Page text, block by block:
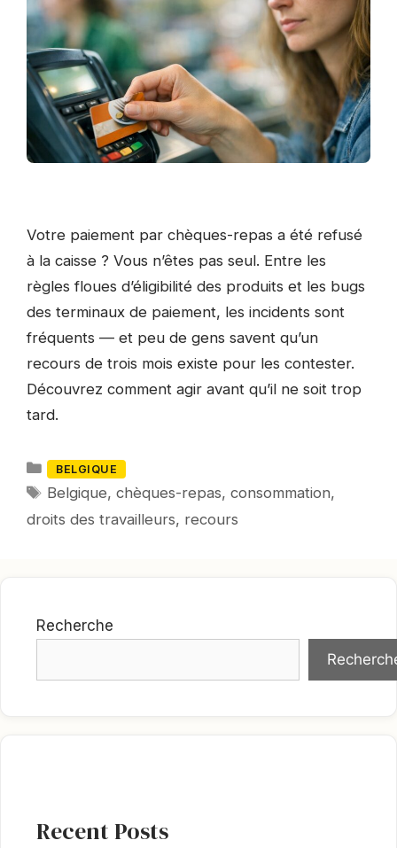
Votre paiement par chèques-repas a été refusé
à la caisse ? Vous n’êtes pas seul. Entre les
règles floues d’éligibilité des produits et les bugs
des terminaux de paiement, les incidents sont
fréquents — et peu de gens savent qu’un
recours de trois mois existe pour les contester.
Découvrez comment agir avant qu’il ne soit trop
tard.
Catégories
BELGIQUE
Mots-
clés
Belgique,chèques-repas,consommation,
droits des travailleurs, recours
Recherche
Recent Posts